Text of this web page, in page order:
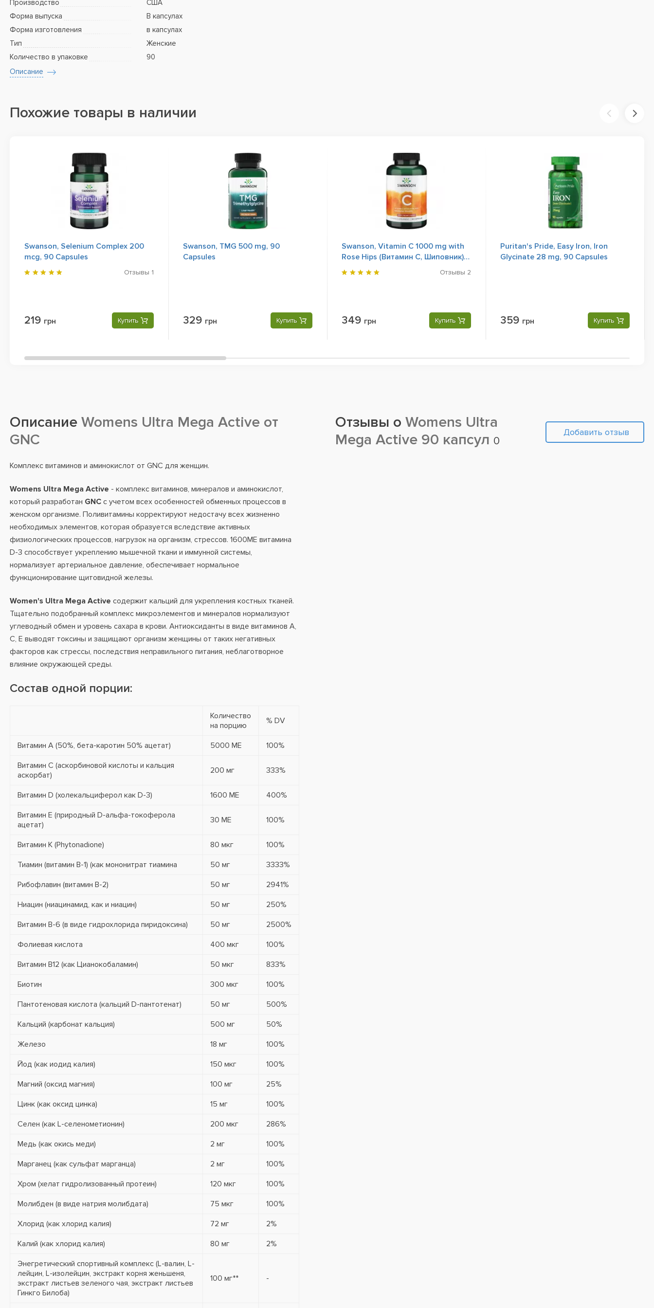
Производство
США
Форма выпуска
В капсулах
Форма изготовления
в капсулах
Тип
Женские
Количество в упаковке
90
Описание
Похожие товары в наличии
Swanson, Selenium Complex 200
mcg, 90 Capsules
Отзывы 1
219 грн Купить
Swanson, TMG 500 mg, 90
Capsules
329 грн Купить
Swanson, Vitamin C 1000 mg with
Rose Hips (Витамин С, Шиповник),
90 Сapsules
Отзывы 2
349 грн Купить
Puritan's Pride, Easy Iron, Iron
Glycinate 28 mg, 90 Capsules
359 грн Купить
Описание Womens Ultra Mega Active от
GNC
Комплекс витаминов и аминокислот от GNC для женщин.
Womens Ultra Mega Active - комплекс витаминов, минералов и аминокислот,
который разработан GNC с учетом всех особенностей обменных процессов в
женском организме. Поливитамины корректируют недостачу всех жизненно
необходимых элементов, которая образуется вследствие активных
физиологических процессов, нагрузок на организм, стрессов. 1600МЕ витамина
D-3 способствует укреплению мышечной ткани и иммунной системы,
нормализует артериальное давление, обеспечивает нормальное
функционирование щитовидной железы.
Women's Ultra Mega Active содержит кальций для укрепления костных тканей.
Тщательно подобранный комплекс микроэлементов и минералов нормализуют
углеводный обмен и уровень сахара в крови. Антиоксиданты в виде витаминов А,
С, Е выводят токсины и защищают организм женщины от таких негативных
факторов как стрессы, последствия неправильного питания, неблаготворное
влияние окружающей среды.
Состав одной порции:
Количество
на порцию
% DV
Витамин А (50%, бета-каротин 50% ацетат) 5000 МЕ 100%
Витамин С (аскорбиновой кислоты и кальция
аскорбат)
200 мг 333%
Витамин D (холекальциферол как D-3) 1600 МЕ 400%
Витамин Е (природный D-альфа-токоферола
ацетат)
30 МЕ 100%
Витамин К (Phytonadione) 80 мкг 100%
Тиамин (витамин В-1) (как мононитрат тиамина 50 мг 3333%
Рибофлавин (витамин B-2) 50 мг 2941%
Ниацин (ниацинамид, как и ниацин) 50 мг 250%
Витамин В-6 (в виде гидрохлорида пиридоксина) 50 мг 2500%
Фолиевая кислота 400 мкг 100%
Витамин В12 (как Цианокобаламин) 50 мкг 833%
Биотин 300 мкг 100%
Пантотеновая кислота (кальций D-пантотенат) 50 мг 500%
Кальций (карбонат кальция) 500 мг 50%
Железо 18 мг 100%
Йод (как иодид калия) 150 мкг 100%
Магний (оксид магния) 100 мг 25%
Цинк (как оксид цинка) 15 мг 100%
Селен (как L-селенометионин) 200 мкг 286%
Медь (как окись меди) 2 мг 100%
Марганец (как сульфат марганца) 2 мг 100%
Хром (хелат гидролизованный протеин) 120 мкг 100%
Молибден (в виде натрия молибдата) 75 мкг 100%
Хлорид (как хлорид калия) 72 мг 2%
Калий (как хлорид калия) 80 мг 2%
Энегретический спортивный комплекс (L-валин, L-
лейцин, L-изолейцин, экстракт корня женьшеня,
экстракт листьев зеленого чая, экстракт листьев
Гинкго Билоба)
100 мг** -
Отзывы о Womens Ultra
Mega Active 90 капсул 0
Добавить отзыв